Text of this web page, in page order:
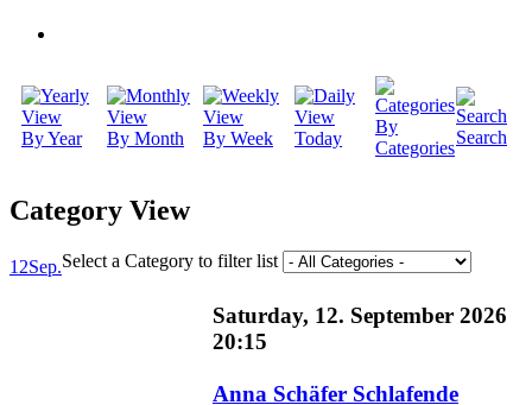
By Year By Month By Week Today
By
Categories
Search
Category View
Select a Category to filter list
12Sep.
Saturday, 12. September 2026
20:15
Anna Schäfer Schlafende